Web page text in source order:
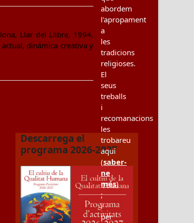
Llar del Llibre, 1994.
dinámica creativa y
Descarrega el
programa 2026-2027
abordem
l'apropament
a
les
tradicions
religioses.
El
seus
treballs
i
recomanacions
les
trobareu
aquí
(saber-
ne
més)
;
i
per